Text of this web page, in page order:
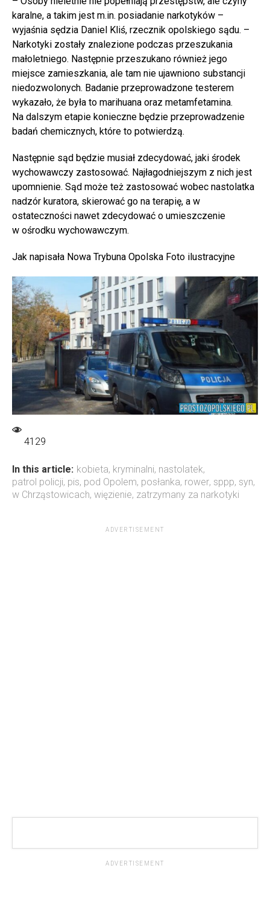
karalne, a takim jest m.in. posiadanie narkotyków –
wyjaśnia sędzia Daniel Kliś, rzecznik opolskiego sądu. –
Narkotyki zostały znalezione podczas przeszukania
małoletniego. Następnie przeszukano również jego
miejsce zamieszkania, ale tam nie ujawniono substancji
niedozwolonych. Badanie przeprowadzone testerem
wykazało, że była to marihuana oraz metamfetamina.
Na dalszym etapie konieczne będzie przeprowadzenie
badań chemicznych, które to potwierdzą.
Następnie sąd będzie musiał zdecydować, jaki środek
wychowawczy zastosować. Najłagodniejszym z nich jest
upomnienie. Sąd może też zastosować wobec nastolatka
nadzór kuratora, skierować go na terapię, a w
ostateczności nawet zdecydować o umieszczenie
w ośrodku wychowawczym.
Jak napisała Nowa Trybuna Opolska Foto ilustracyjne
4129
In this article: kobieta, kryminalni, nastolatek,
patrol policji, pis, pod Opolem, posłanka, rower, sppp, syn,
w Chrząstowicach, więzienie, zatrzymany za narkotyki
ADVERTISEMENT
ADVERTISEMENT